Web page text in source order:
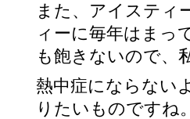
また、アイスティ
ィーに毎年はまっ
も飽きないので、
熱中症にならない
りたいものですね